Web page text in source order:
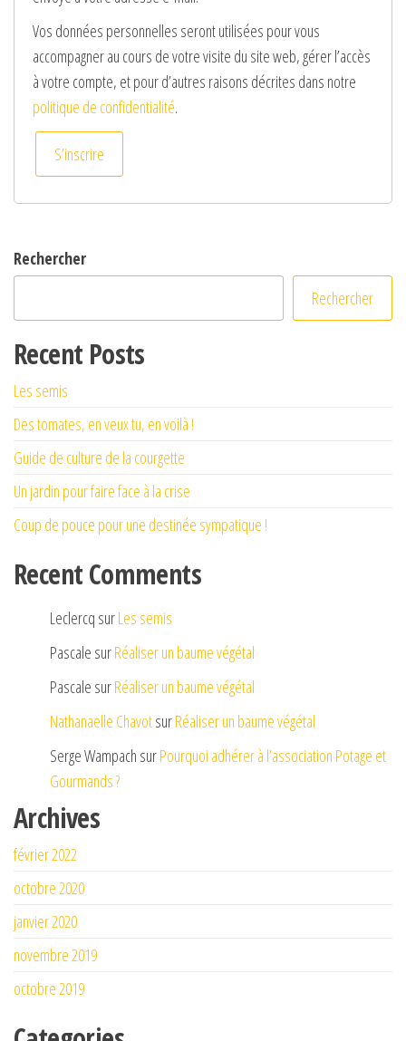
Vos données personnelles seront utilisées pour vous
accompagner au cours de votre visite du site web, gérer l’accès
à votre compte, et pour d’autres raisons décrites dans notre
politique de confidentialité.
S’inscrire
Rechercher
Rechercher
Recent Posts
Les semis
Des tomates, en veux tu, en voilà !
Guide de culture de la courgette
Un jardin pour faire face à la crise
Coup de pouce pour une destinée sympatique !
Recent Comments
Leclercq surLes semis
Pascale surRéaliser un baume végétal
Pascale surRéaliser un baume végétal
Nathanaelle ChavotsurRéaliser un baume végétal
Serge Wampach surPourquoi adhérer à l’association Potage et
Gourmands ?
Archives
février 2022
octobre 2020
janvier 2020
novembre 2019
octobre 2019